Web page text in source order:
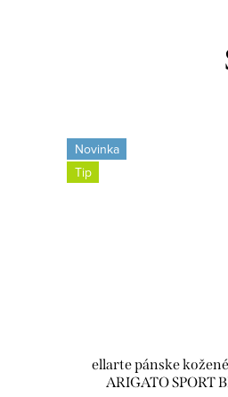
Novinka
Tip
ellarte pánske
ARIGATO SPORT